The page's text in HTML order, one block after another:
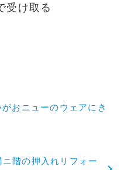
受け取る
おニューのウェアにき
階の押入れリフォー